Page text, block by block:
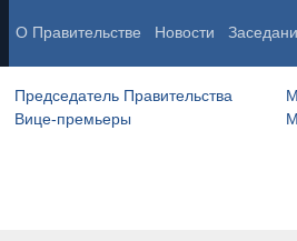
О Правительстве Новости
Председатель Правительства
Вице-премьеры